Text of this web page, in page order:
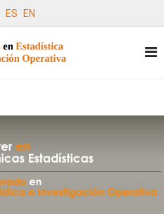
ES EN